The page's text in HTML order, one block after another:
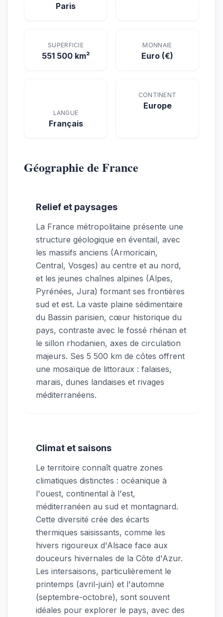
Paris
SUPERFICIE
551 500 km²
MONNAIE
Euro (€)
LANGUE
Français
CONTINENT
Europe
Géographie de France
Relief et paysages
La France métropolitaine présente une
structure géologique en éventail, avec
les massifs anciens (Armoricain,
Central, Vosges) au centre et au nord,
et les jeunes chaînes alpines (Alpes,
Pyrénées, Jura) formant ses frontières
sud et est. La vaste plaine sédimentaire
du Bassin parisien, cœur historique du
pays, contraste avec le fossé rhénan et
le sillon rhodanien, axes de circulation
majeurs. Ses 5 500 km de côtes offrent
une mosaïque de littoraux : falaises,
marais, dunes landaises et rivages
méditerranéens.
Climat et saisons
Le territoire connaît quatre zones
climatiques distinctes : océanique à
l'ouest, continental à l'est,
méditerranéen au sud et montagnard.
Cette diversité crée des écarts
thermiques saisissants, comme les
hivers rigoureux d'Alsace face aux
douceurs hivernales de la Côte d'Azur.
Les intersaisons, particulièrement le
printemps (avril-juin) et l'automne
(septembre-octobre), sont souvent
idéales pour explorer le pays, avec des